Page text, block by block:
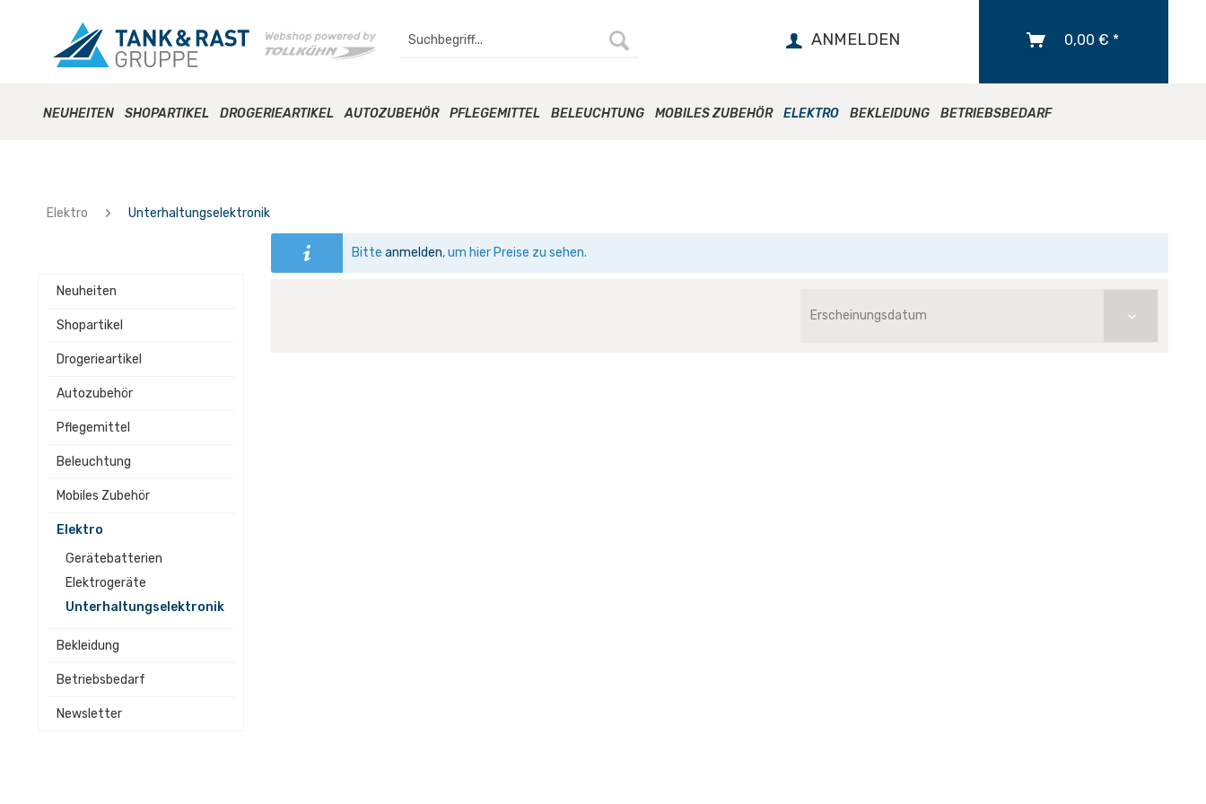
ANMELDEN 0,00 € *
NEUHEITEN SHOPARTIKEL DROGERIEARTIKEL AUTOZUBEHÖR PFLEGEMITTEL BELEUCHTUNG MOBILES ZUBEHÖR ELEKTRO BEKLEIDUNG BETRIEBSBEDARF
Elektro Unterhaltungselektronik
Neuheiten
Shopartikel
Drogerieartikel
Autozubehör
Pflegemittel
Beleuchtung
Mobiles Zubehör
Elektro
Gerätebatterien
Elektrogeräte
Unterhaltungselektronik
Bekleidung
Betriebsbedarf
Newsletter
Bitte anmelden, um hier Preise zu sehen.